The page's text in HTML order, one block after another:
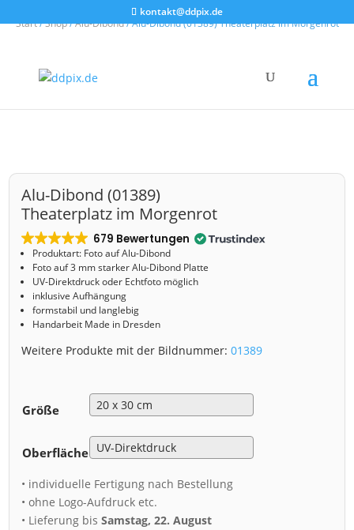
kontakt@ddpix.de
Start/Shop/Alu-Dibond/ Alu-Dibond (01389) Theaterplatz im Morgenrot
Alu-Dibond (01389)
Theaterplatz im Morgenrot
679 Bewertungen
Produktart: Foto auf Alu-Dibond
Foto auf 3 mm starker Alu-Dibond Platte
UV-Direktdruck oder Echtfoto möglich
inklusive Aufhängung
formstabil und langlebig
Handarbeit Made in Dresden
Weitere Produkte mit der Bildnummer:01389
Größe
Oberfläche
• individuelle Fertigung nach Bestellung
• ohne Logo-Aufdruck etc.
• Lieferung bisSamstag, 22. August